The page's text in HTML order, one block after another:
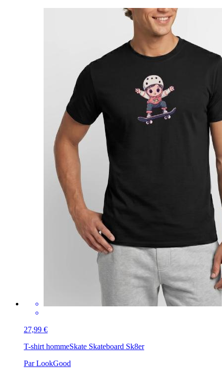
27,99 €
T-shirt hommeSkate Skateboard Sk8er
Par LookGood